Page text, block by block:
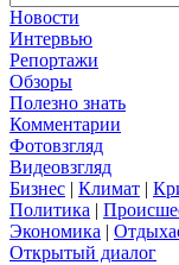
Новости
Интервью
Репортажи
Обзоры
Полезно знать
Комментарии
Фотовзгляд
Видеовзгляд
Бизнес | Климат |
Политика |
Экономика |
Открытый диалог